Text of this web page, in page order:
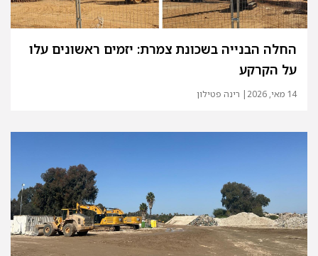
החלה הבנייה בשכונת צמרת: יזמים ראשונים עלו
על הקרקע
14 מאי, 2026 | רינה פטילון